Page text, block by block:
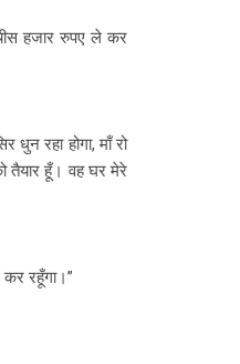
हजार रुपए ले कर
रहा होगा, माँ रो
तैयार हूँ। वह घर मेरे
रहूँगा।”